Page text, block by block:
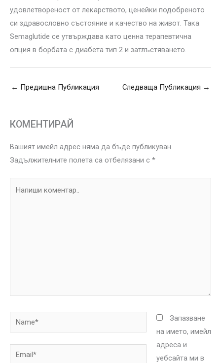
удовлетвореност от лекарството, ценейки подобреното
си здравословно състояние и качество на живот. Така
Semaglutide се утвърждава като ценна терапевтична
опция в борбата с диабета тип 2 и затлъстяването.
← Предишна Публикация Следваща Публикация →
КОМЕНТИРАЙ
Вашият имейл адрес няма да бъде публикуван.
Задължителните полета са отбелязани с *
Name*
Email*
Запазване
на името, имейл
адреса и
уебсайта ми в